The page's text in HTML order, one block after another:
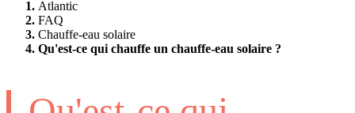
Atlantic
FAQ
Chauffe-eau solaire
Qu'est-ce qui chauffe un chauffe-eau solaire ?